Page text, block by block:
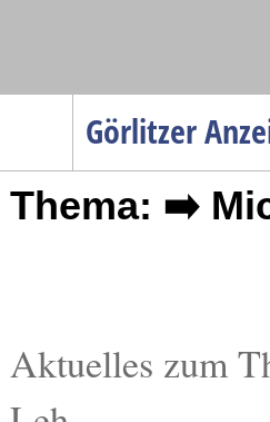
Görlitzer
Menüpunkte
Startseite
Verkehr
Gesundheit
Thema: ➡️
Aktuelles zum